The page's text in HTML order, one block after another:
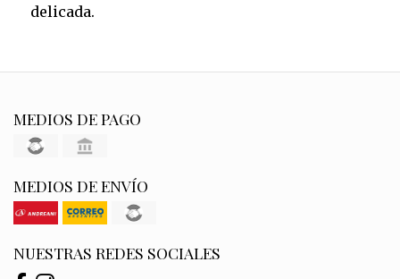
delicada.
MEDIOS DE PAGO
MEDIOS DE ENVÍO
NUESTRAS REDES SOCIALES